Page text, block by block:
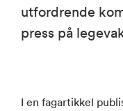
utfordrende
press på
I en fagartikkel